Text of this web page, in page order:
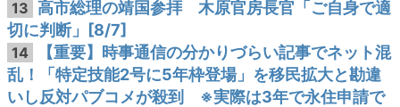
13 高市総理の靖国参拝 木原官房長官「ご自身で適
切に判断」[8/7]
14
【重要】時事通信の分かりづらい記事でネット混
乱！「特定技能2号に5年枠登場」を移民拡大と勘違
いし反対パブコメが殺到 ※実際は3年で永住申請で